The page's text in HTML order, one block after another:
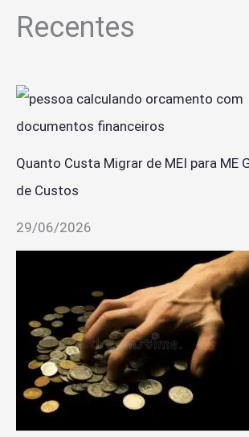
Recentes
Quanto Custa Migrar de MEI para ME
de Custos
29/06/2026